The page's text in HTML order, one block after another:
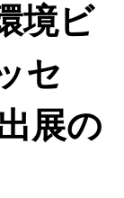
境ビ
セ
展の